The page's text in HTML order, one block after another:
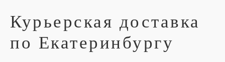
Курьерская доставка
по Екатеринбургу